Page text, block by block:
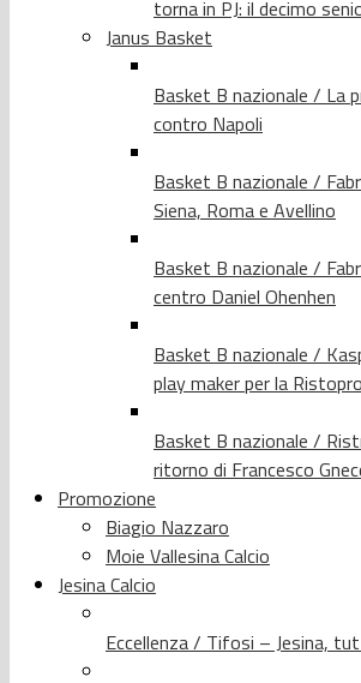
torna in PJ: il decimo
Janus Basket
Basket B nazionale / La
contro Napoli
Basket B nazionale /
Siena, Roma e Avellino
Basket B nazionale /
centro Daniel Ohenhen
Basket B nazionale /
play maker per la
Basket B nazionale /
ritorno di Francesco
Promozione
Biagio Nazzaro
Moie Vallesina Calcio
Jesina Calcio
Eccellenza / Tifosi – Jesina,